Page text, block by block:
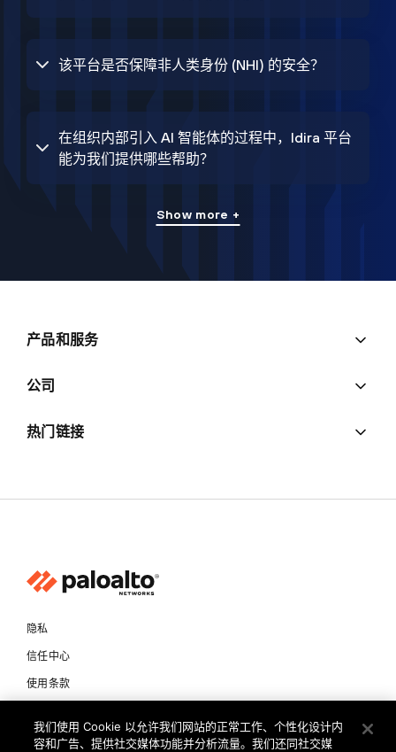
该平台是否保障非人类身份 (NHI) 的安全？
在组织内部引入 AI 智能体的过程中，Idira 平台
能为我们提供哪些帮助？
Show more +
产品和服务
公司
热门链接
隐私
信任中心
使用条款
我们使用 Cookie 以允许我们网站的正常工作、个性化设计内
容和广告、提供社交媒体功能并分析流量。我们还同社交媒